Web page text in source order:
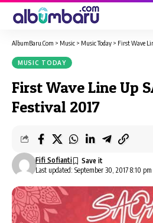
AlbumBaru.Com > Music > Music Today > First Wave
MUSIC TODAY
First Wave Line Up
Festival 2017
Last updated: September 30, 2017 8:10 pm
Fifi Sofianti